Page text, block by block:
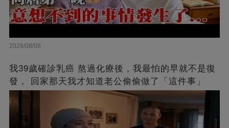
2026/08/08
我39歲確診乳癌 熬過化療後，我最怕的早就不是復
發， 回家那天我才知道老公偷偷做了「這件事」